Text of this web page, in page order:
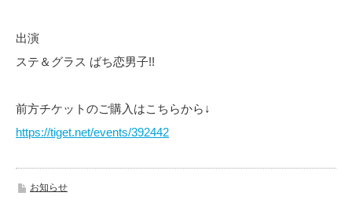
出演
ステ＆グラス ばち恋男子!!
前方チケットのご購入はこちらから↓
https://tiget.net/events/392442
お知らせ